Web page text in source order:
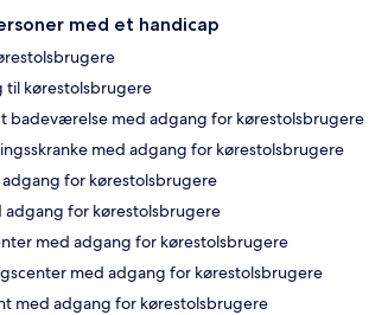
med et handicap
til kørestolsbrugere
badeværelse med adgang for kørestolsbrugere
med adgang for kørestolsbrugere
adgang for kørestolsbrugere
adgang for kørestolsbrugere
med adgang for kørestolsbrugere
med adgang for kørestolsbrugere
med adgang for kørestolsbrugere